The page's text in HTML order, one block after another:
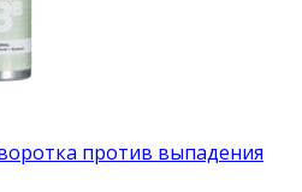
против выпадения